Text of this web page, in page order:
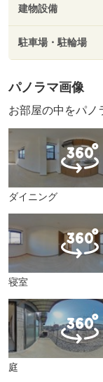
建物設備
駐車場・駐輪場
パノラマ画像
お部屋の中をパノ
ダイニング
寝室
庭